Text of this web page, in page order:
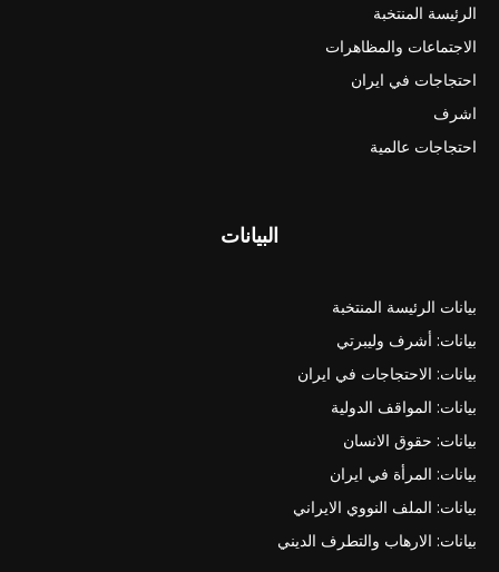
الرئيسة المنتخبة
الاجتماعات والمظاهرات
احتجاجات في ايران
اشرف
احتجاجات عالمية
البيانات
بيانات الرئيسة المنتخبة
بيانات: أشرف وليبرتي
بيانات: الاحتجاجات في ايران
بيانات: المواقف الدولية
بيانات: حقوق الانسان
بيانات: المرأة في ايران
بيانات: الملف النووي الايراني
بيانات: الارهاب والتطرف الديني